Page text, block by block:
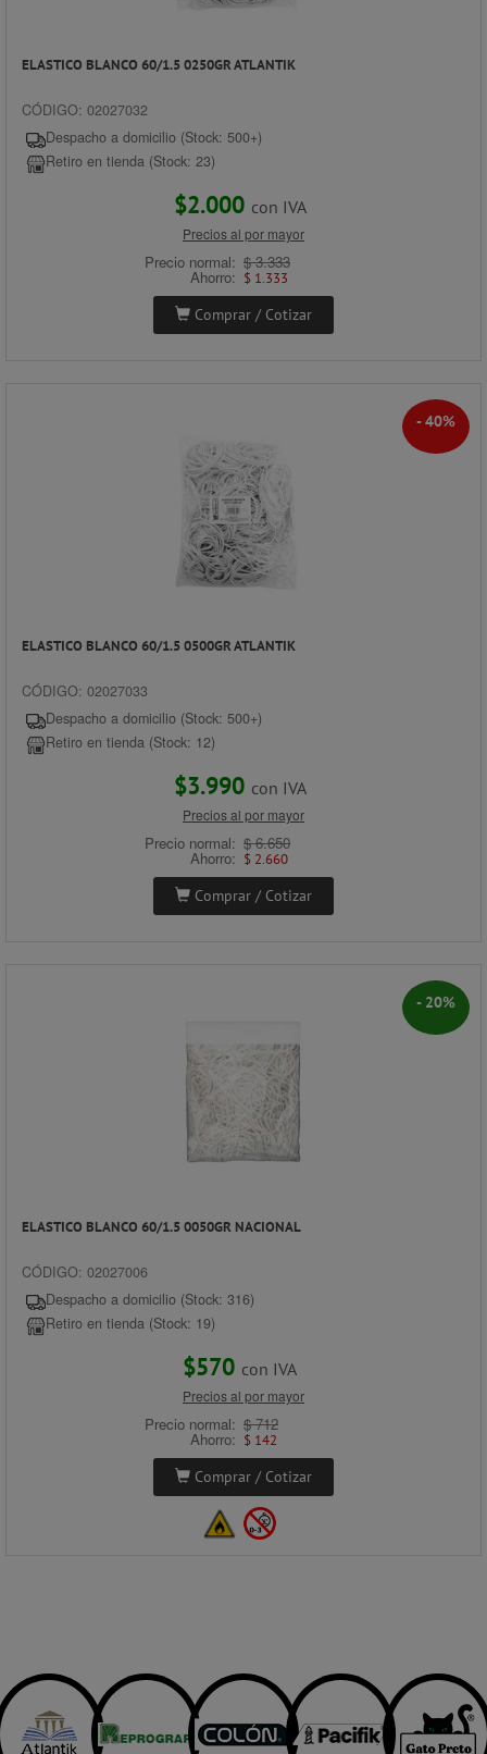
ELASTICO BLANCO 60/1.5 0250GR ATLANTIK
CÓDIGO: 02027032
Despacho a domicilio (Stock: 500+)
Retiro en tienda (Stock: 23)
$2.000 con IVA
Precios al por mayor
Precio normal: $ 3.333
Ahorro: $ 1.333
Comprar / Cotizar
- 40%
ELASTICO BLANCO 60/1.5 0500GR ATLANTIK
CÓDIGO: 02027033
Despacho a domicilio (Stock: 500+)
Retiro en tienda (Stock: 12)
$3.990 con IVA
Precios al por mayor
Precio normal: $ 6.650
Ahorro: $ 2.660
Comprar / Cotizar
- 20%
ELASTICO BLANCO 60/1.5 0050GR NACIONAL
CÓDIGO: 02027006
Despacho a domicilio (Stock: 316)
Retiro en tienda (Stock: 19)
$570 con IVA
Precios al por mayor
Precio normal: $ 712
Ahorro: $ 142
Comprar / Cotizar